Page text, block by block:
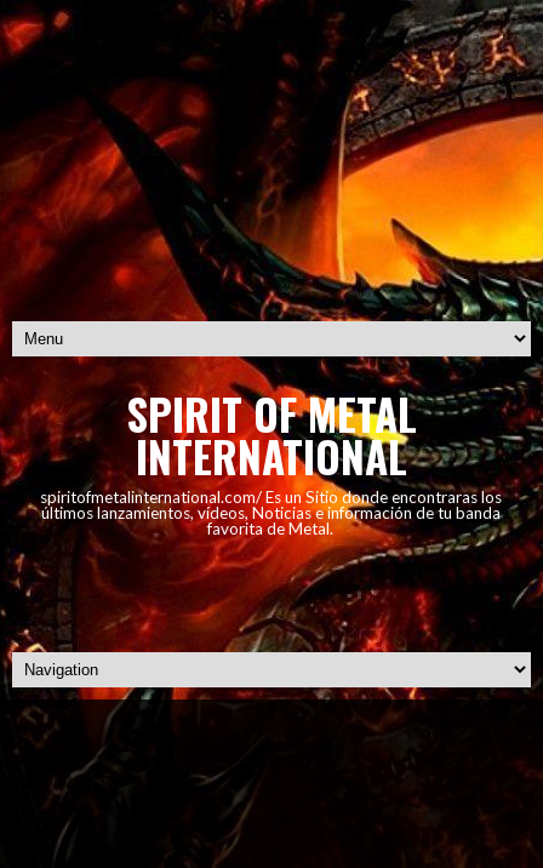
SPIRIT OF METAL
INTERNATIONAL
spiritofmetalinternational.com/ Es un Sitio donde encontraras los
últimos lanzamientos, vídeos, Noticias e información de tu banda
favorita de Metal.